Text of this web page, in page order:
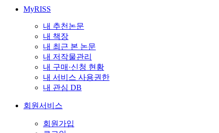
MyRISS
내 추천논문
내 책장
내 최근 본 논문
내 저작물관리
내 구매·신청 현황
내 서비스 사용권한
내 관심 DB
회원서비스
회원가입